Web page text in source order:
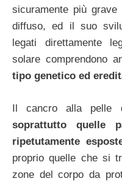
sicuramente più
diffuso, ed il suo
legati direttamente
solare comprendono
tipo genetico ed
Il cancro alla pelle
soprattutto quelle
ripetutamente
proprio quelle che si
zone del corpo da